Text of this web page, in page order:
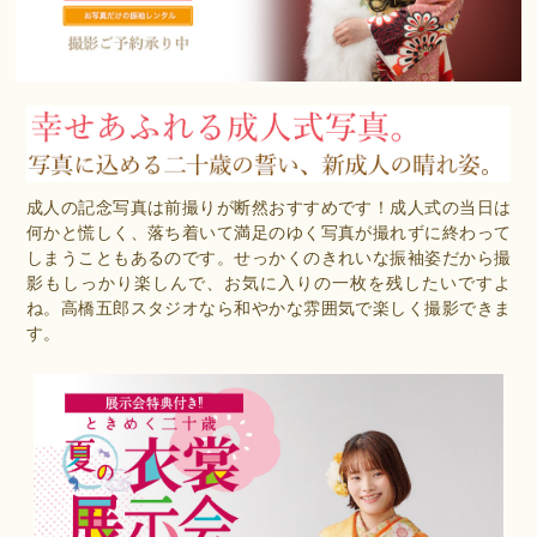
成人の記念写真は前撮りが断然おすすめです！成人式の当日は
何かと慌しく、落ち着いて満足のゆく写真が撮れずに終わって
しまうこともあるのです。せっかくのきれいな振袖姿だから撮
影もしっかり楽しんで、お気に入りの一枚を残したいですよ
ね。高橋五郎スタジオなら和やかな雰囲気で楽しく撮影できま
す。